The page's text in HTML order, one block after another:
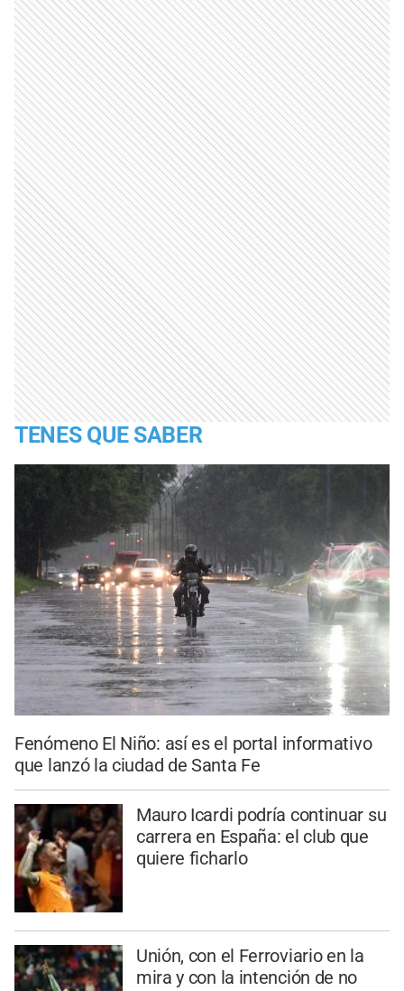
TENES QUE SABER
Fenómeno El Niño: así es el portal informativo
que lanzó la ciudad de Santa Fe
Mauro Icardi podría continuar su
carrera en España: el club que
quiere ficharlo
Unión, con el Ferroviario en la
mira y con la intención de no